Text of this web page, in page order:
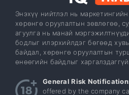
Энэхүү нийтлэл нь
хөрөнгө оруулалтын зөвлөгөө,
агуулга нь манай
бодлыг илэрхийлдэг бөгөөд
байдал, хөрөнгө оруулалтын
өнөөгийн байдлыг харгалздаггүй.
General Risk
offered by the company